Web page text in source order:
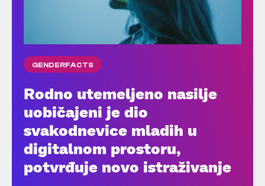
GENDERFACTS
Rodno utemeljeno nasilje
uobičajeni je dio
svakodnevice mladih u
digitalnom prostoru,
potvrđuje novo istraživanje